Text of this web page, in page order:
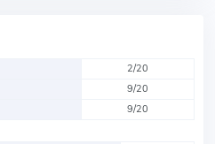
2/20
9/20
9/20